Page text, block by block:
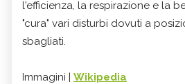
l'efficienza, la respirazione e la
"cura" vari disturbi dovuti a
sbagliati.
Immagini | Wikipedia